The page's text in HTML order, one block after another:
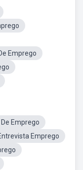
Emprego
Emprego
Emprego